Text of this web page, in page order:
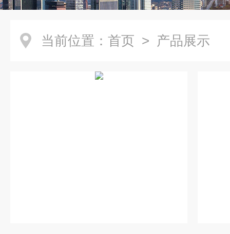
当前位置： 首页 > 产品展示